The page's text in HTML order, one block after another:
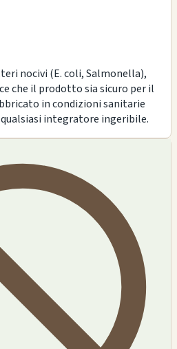
nocivi (E. coli, Salmonella),
che il prodotto sia sicuro per il
in condizioni sanitarie
integratore ingeribile.